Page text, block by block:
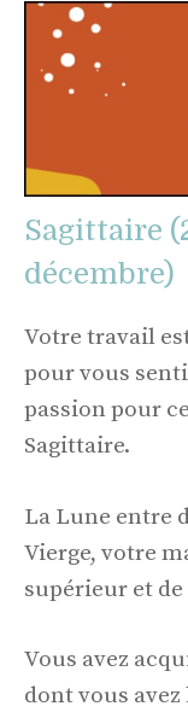
Sagittaire
décembre)
Votre travail
pour vous
passion pour
Sagittaire.
La Lune entre
Vierge, votre
supérieur et
Vous avez
dont vous